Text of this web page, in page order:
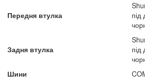
Передня втулка
під
Задня втулка
під
Шини